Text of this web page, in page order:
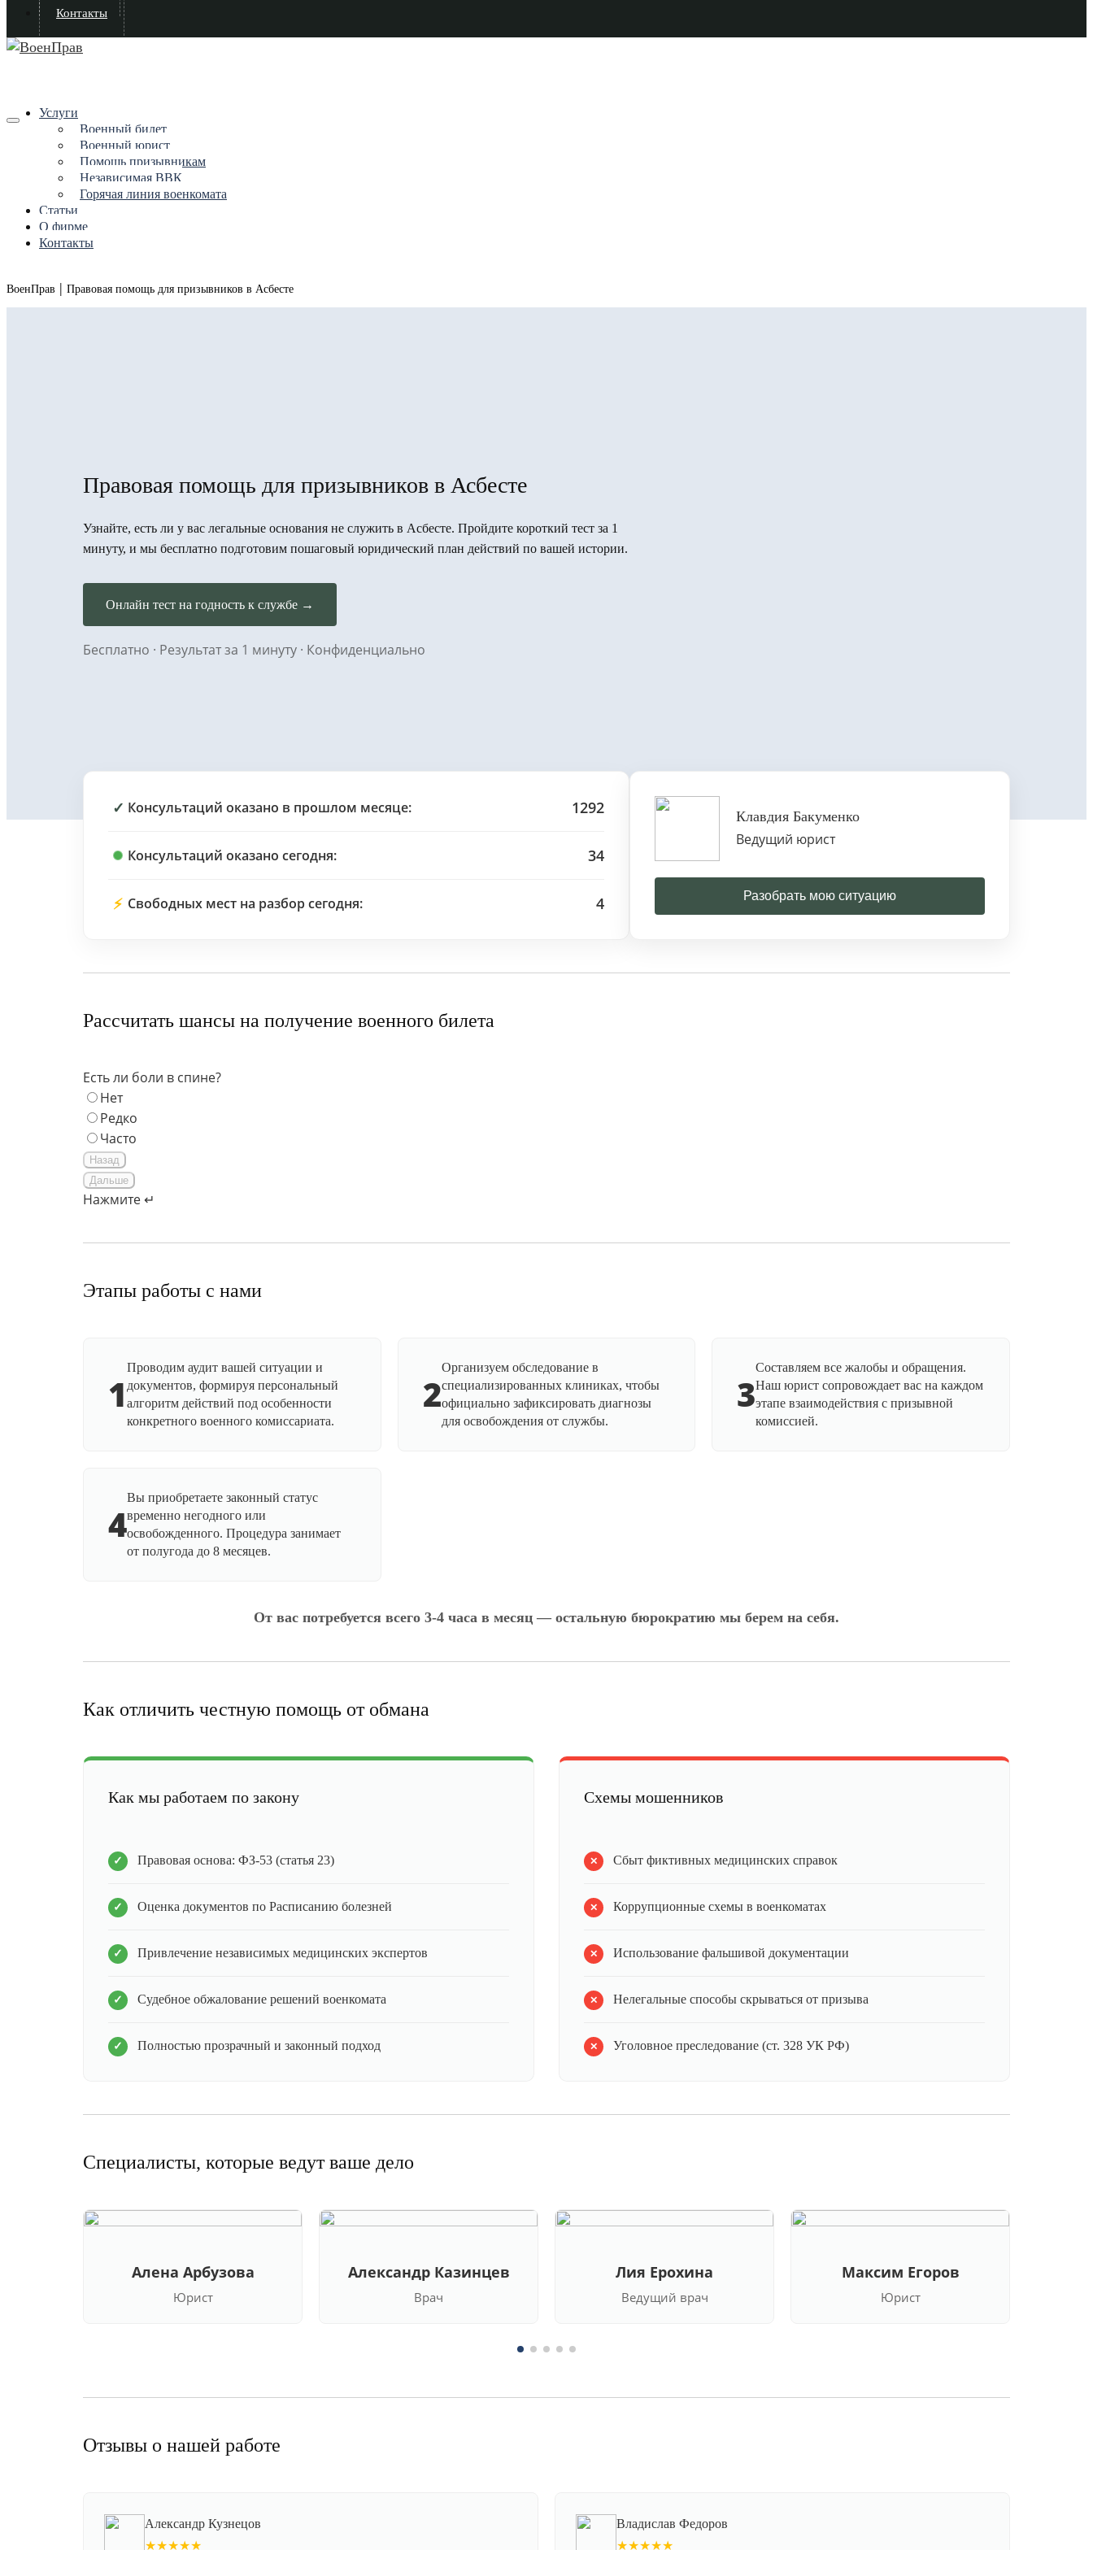
Контакты
Услуги
Военный билет
Военный юрист
Помощь призывникам
Независимая ВВК
Горячая линия военкомата
Статьи
О фирме
Контакты
ВоенПрав | Правовая помощь для призывников в Асбесте
Правовая помощь для призывников в Асбесте
Узнайте, есть ли у вас легальные основания не служить в Асбесте. Пройдите короткий тест за 1
минуту, и мы бесплатно подготовим пошаговый юридический план действий по вашей истории.
Онлайн тест на годность к службе →
Бесплатно · Результат за 1 минуту · Конфиденциально
✓ Консультаций оказано в прошлом месяце: 1292
Консультаций оказано сегодня: 34
⚡ Свободных мест на разбор сегодня: 4
Клавдия Бакуменко
Ведущий юрист
Разобрать мою ситуацию
Рассчитать шансы на получение военного билета
Есть ли боли в спине?
Нет
Редко
Часто
Назад
Дальше
Нажмите ↵
Этапы работы с нами
1
Проводим аудит вашей ситуации и
документов, формируя персональный
алгоритм действий под особенности
конкретного военного комиссариата.
2
Организуем обследование в
специализированных клиниках, чтобы
официально зафиксировать диагнозы
для освобождения от службы.
3
Составляем все жалобы и обращения.
Наш юрист сопровождает вас на каждом
этапе взаимодействия с призывной
комиссией.
4
Вы приобретаете законный статус
временно негодного или
освобожденного. Процедура занимает
от полугода до 8 месяцев.
От вас потребуется всего 3-4 часа в месяц — остальную бюрократию мы берем на себя.
Как отличить честную помощь от обмана
Как мы работаем по закону
Правовая основа: ФЗ-53 (статья 23)
Оценка документов по Расписанию болезней
Привлечение независимых медицинских экспертов
Судебное обжалование решений военкомата
Полностью прозрачный и законный подход
Схемы мошенников
Сбыт фиктивных медицинских справок
Коррупционные схемы в военкоматах
Использование фальшивой документации
Нелегальные способы скрываться от призыва
Уголовное преследование (ст. 328 УК РФ)
Специалисты, которые ведут ваше дело
Алена Арбузова
Юрист
Александр Казинцев
Врач
Лия Ерохина
Ведущий врач
Максим Егоров
Юрист
Отзывы о нашей работе
Александр Кузнецов
★★★★★
Владислав Федоров
★★★★★